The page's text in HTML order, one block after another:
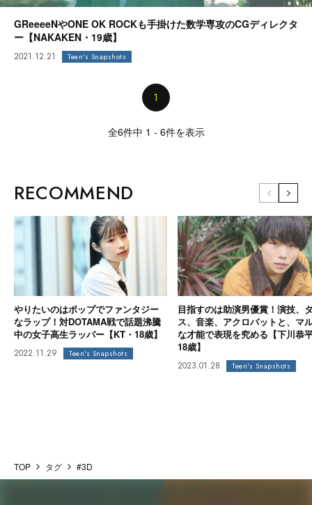
GReeeeNやONE OK ROCKも手掛けた数学専攻のCGディレクタ
ー【NAKAKEN・19歳】
2021.12.21 Teen's Snapshots
1
全6件中 1 - 6件を表示
RECOMMEND
やりたいのはポップでファンタジー
なラップ！対DOTAMA戦で話題沸騰
中の女子高生ラッパー【KT・18歳】
2022.11.29 Teen's Snapshots
目指すのは助演男優賞！演技、
ス、音楽、アクロバットと、マ
な才能で表現を究める【下川恭
18歳】
2023.01.28 Teen's Snapshots
TOP タグ #3D